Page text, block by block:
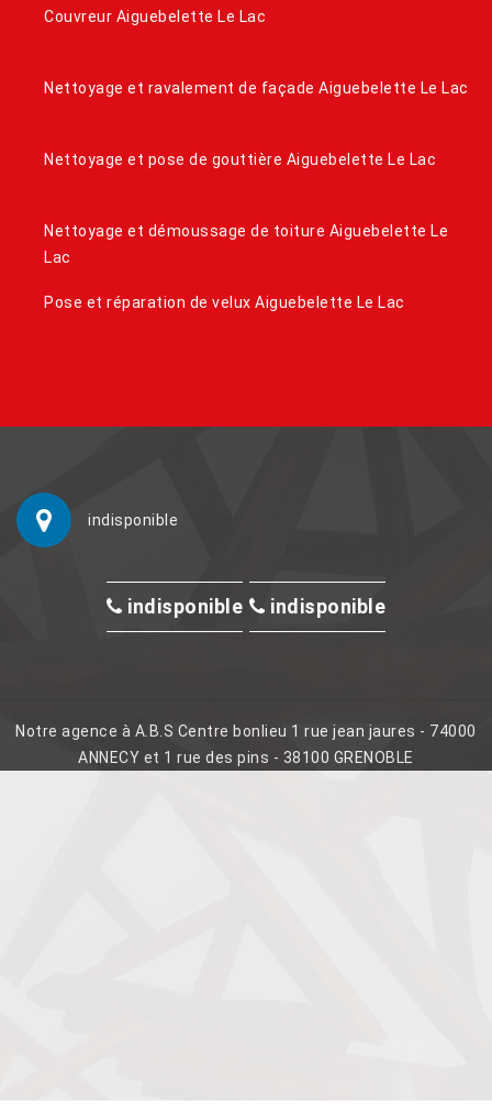
Couvreur Aiguebelette Le Lac
Nettoyage et ravalement de façade Aiguebelette Le Lac
Nettoyage et pose de gouttière Aiguebelette Le Lac
Nettoyage et démoussage de toiture Aiguebelette Le
Lac
Pose et réparation de velux Aiguebelette Le Lac
indisponible
indisponible indisponible
Notre agence à A.B.S Centre bonlieu 1 rue jean jaures - 74000
ANNECY et 1 rue des pins - 38100 GRENOBLE